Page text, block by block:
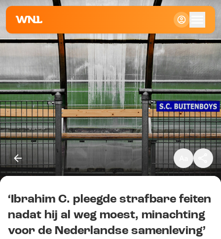
Klein
Standaard
Groot
Kopieer link
‘Ibrahim C. pleegde strafbare feiten
nadat hij al weg moest, minachting
voor de Nederlandse samenleving’